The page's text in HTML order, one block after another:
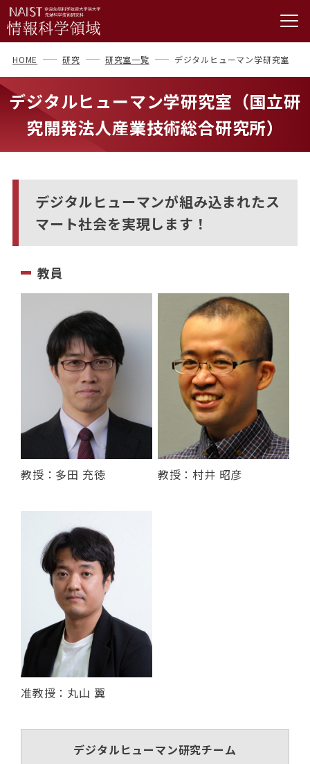
HOME 研究 研究室一覧 デジタルヒューマン学研究室
デジタルヒューマン学研究室（国立研
究開発法人産業技術総合研究所）
デジタルヒューマンが組み込まれたス
マート社会を実現します！
教員
教授：多田 充徳 教授：村井 昭彦
准教授：丸山 翼
デジタルヒューマン研究チーム